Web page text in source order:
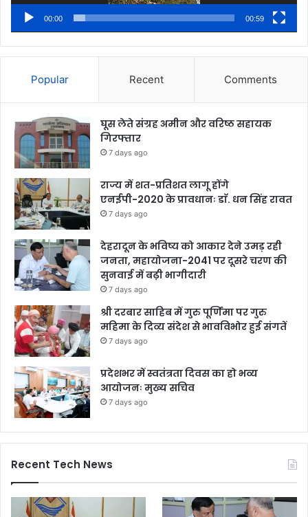
00:00 00:59
Popular Recent Comments
घूस लेते संग्रह अमीन और वरिष्ठ सहायक
गिरफ्तार
7 days ago
राज्य में शत-प्रतिशत लागू होंगे
एनईपी-2020 के प्रावधानः डाॅ. धन सिंह रावत
7 days ago
देहरादून के भविष्य को आकार देने उमड़ रही
जनता, महायोजना-2041 पर दूसरे चरण की
सुनवाई में बढ़ी भागीदारी
7 days ago
श्री दरबार साहिब में गुरु पूर्णिमा पर गुरु
महिमा के दिव्य संदेश से भावविभोर हुई संगतें
7 days ago
प्रदेशभर में स्वतंत्रता दिवस का हो भव्य
आयोजनः मुख्य सचिव
7 days ago
Recent Tech News